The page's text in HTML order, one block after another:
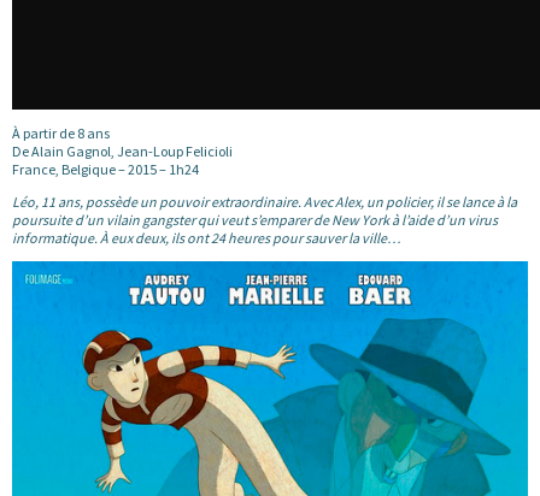
À partir de 8 ans
De Alain Gagnol, Jean-Loup Felicioli
France, Belgique – 2015 – 1h24
Léo, 11 ans, possède un pouvoir extraordinaire. Avec Alex, un policier, il se lance à la
poursuite d’un vilain gangster qui veut s’emparer de New York à l’aide d’un virus
informatique. À eux deux, ils ont 24 heures pour sauver la ville…